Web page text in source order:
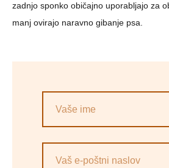
zadnjo sponko običajno uporabljajo za
manj ovirajo naravno gibanje psa.